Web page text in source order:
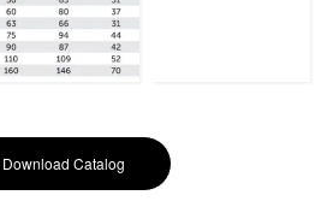
Download Catalog